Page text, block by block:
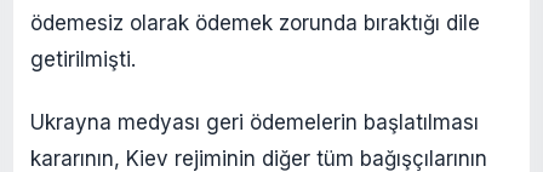
ödemesiz olarak ödemek zorunda bıraktığı dile
getirilmişti.
Ukrayna medyası geri ödemelerin başlatılması
kararının, Kiev rejiminin diğer tüm bağışçılarının